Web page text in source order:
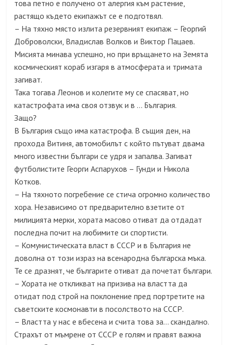
това петно е получено от алергия към растение,
растящо където екипажът се е подготвял.
– На тяхно място излита резервният екипаж – Георгий
Доброволски, Владислав Волков и Виктор Пацаев.
Мисията минава успешно, но при връщането на Земята
космическият кораб изгаря в атмосферата и тримата
загиват.
Така тогава Леонов и колегите му се спасяват, но
катастрофата има своя отзвук и в … България.
Защо?
В България също има катастрофа. В същия ден, на
прохода Витиня, автомобилът с който пътуват двама
много известни българи се удря и запалва. Загиват
футболистите Георги Аспарухов – Гунди и Никола
Котков.
– На тяхното погребение се стича огромно количество
хора. Независимо от предварително взетите от
милицията мерки, хората масово отиват да отдадат
последна почит на любимите си спортисти.
– Комунистическата власт в СССР и в България не
доволна от този израз на всенародна българска мъка.
Те се дразнят, че българите отиват да почетат българи.
– Хората не откликват на призива на властта да
отидат под строй на поклонение пред портретите на
съветските космонавти в посолството на СССР.
– Властта у нас е вбесена и счита това за… скандално.
Страхът от мъмрене от СССР е голям и правят важна